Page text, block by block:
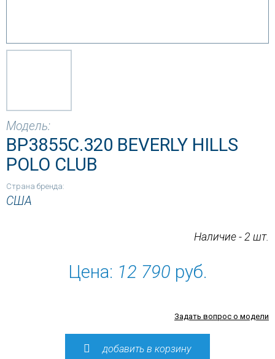
Модель:
BP3855C.320 BEVERLY HILLS
POLO CLUB
Страна бренда:
США
Наличие - 2 шт.
Цена: 12 790 руб.
Задать вопрос о модели
добавить в корзину